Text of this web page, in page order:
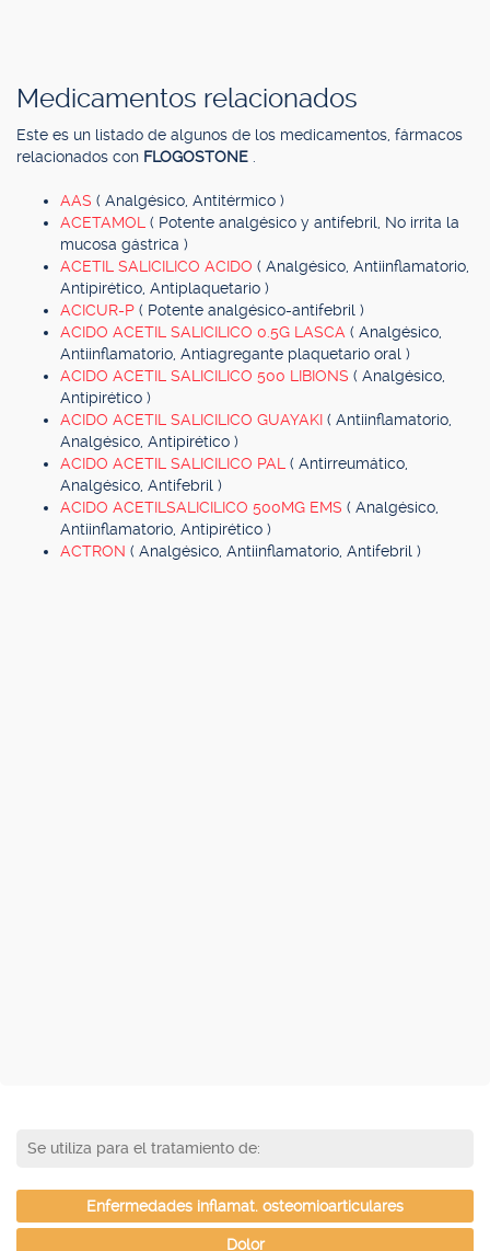
Medicamentos relacionados
Este es un listado de algunos de los medicamentos, fármacos
relacionados con FLOGOSTONE
AAS ( Analgésico, Antitérmico )
ACETAMOL ( Potente analgésico y antifebril, No irrita la
mucosa gástrica )
ACETIL SALICILICO ACIDO ( Analgésico, Antiinflamatorio,
Antipirético, Antiplaquetario )
ACICUR-P ( Potente analgésico-antifebril )
ACIDO ACETIL SALICILICO 0.5G LASCA ( Analgésico,
Antiinflamatorio, Antiagregante plaquetario oral )
ACIDO ACETIL SALICILICO 500 LIBIONS ( Analgésico,
Antipirético )
ACIDO ACETIL SALICILICO GUAYAKI ( Antiinflamatorio,
Analgésico, Antipirético )
ACIDO ACETIL SALICILICO PAL ( Antirreumático,
Analgésico, Antifebril )
ACIDO ACETILSALICILICO 500MG EMS ( Analgésico,
Antiinflamatorio, Antipirético )
ACTRON ( Analgésico, Antiinflamatorio, Antifebril )
Se utiliza para el tratamiento de:
Enfermedades inflamat. osteomioarticulares
Dolor